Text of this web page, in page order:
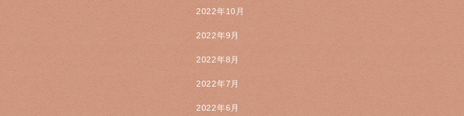
2022年10月
2022年9月
2022年8月
2022年7月
2022年6月